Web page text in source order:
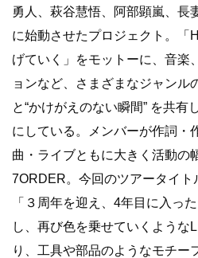
勇人、萩谷慧悟、阿部顕嵐、⻑
に始動させたプロジェクト。「
げていく」をモットーに、音楽
ョンなど、さまざまなジャンル
と“かけがえのない瞬間” を共有
にしている。メンバーが作詞・
曲・ライブともに大きく活動の
7ORDER。今回のツアータイト
「３周年を迎え、4年目に入っ
し、再び色を乗せていくような
り、工具や部品のようなモチー